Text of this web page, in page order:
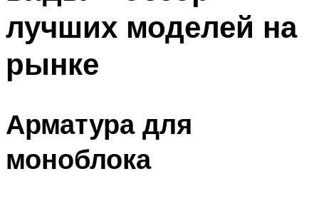
лучших моделей на
рынке
Арматура для
моноблока